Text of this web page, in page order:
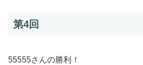
第4回
55555さんの勝利！